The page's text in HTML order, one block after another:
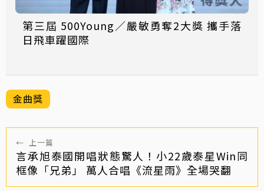
第三屆 500Young／嚴敏勇奪2大獎 攜手落
日飛車躍國際
金曲獎
← 上一篇
言承旭泰國開唱狀態驚人！小22歲泰星Win同
框像「兄弟」 萬人合唱《流星雨》全場哭翻